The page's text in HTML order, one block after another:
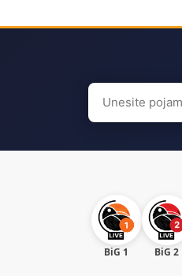
Search
for:
BiG 1 BiG 2